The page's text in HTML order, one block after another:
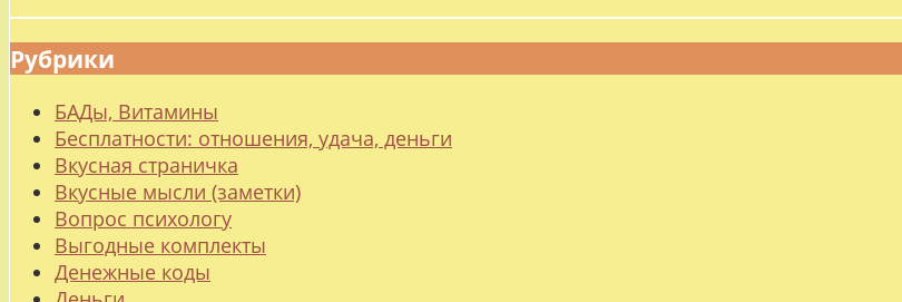
Рубрики
БАДы, Витамины
Бесплатности: отношения, удача, деньги
Вкусная страничка
Вкусные мысли (заметки)
Вопрос психологу
Выгодные комплекты
Денежные коды